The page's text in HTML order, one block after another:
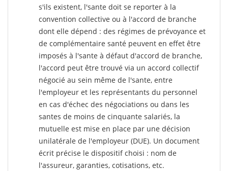
s'ils existent, l'sante doit se reporter à la
convention collective ou à l'accord de branche
dont elle dépend : des régimes de prévoyance et
de complémentaire santé peuvent en effet être
imposés à l'sante à défaut d'accord de branche,
l'accord peut être trouvé via un accord collectif
négocié au sein même de l'sante, entre
l'employeur et les représentants du personnel
en cas d'échec des négociations ou dans les
santes de moins de cinquante salariés, la
mutuelle est mise en place par une décision
unilatérale de l'employeur (DUE). Un document
écrit précise le dispositif choisi : nom de
l'assureur, garanties, cotisations, etc.